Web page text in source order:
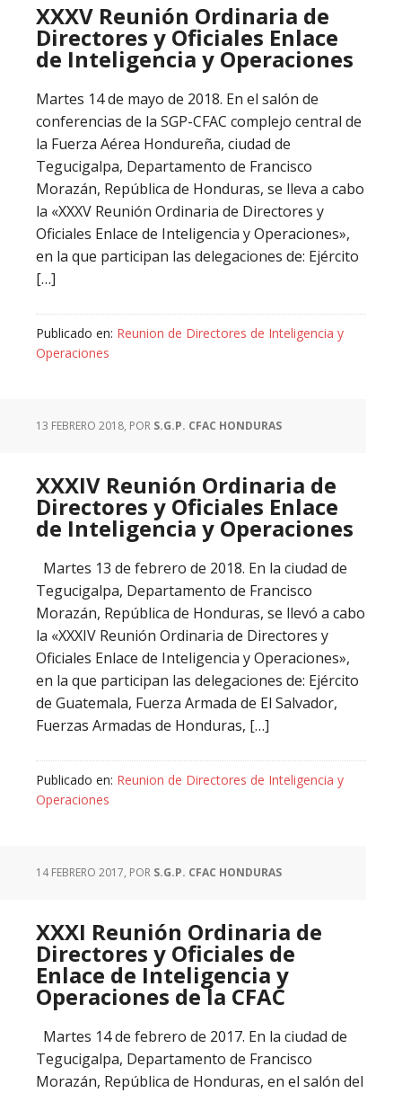
XXXV Reunión Ordinaria de
Directores y Oficiales Enlace
de Inteligencia y Operaciones
Martes 14 de mayo de 2018. En el salón de
conferencias de la SGP-CFAC complejo central de
la Fuerza Aérea Hondureña, ciudad de
Tegucigalpa, Departamento de Francisco
Morazán, República de Honduras, se lleva a cabo
la «XXXV Reunión Ordinaria de Directores y
Oficiales Enlace de Inteligencia y Operaciones»,
en la que participan las delegaciones de: Ejército
[…]
Publicado en: Reunion de Directores de Inteligencia y
Operaciones
13 FEBRERO 2018, POR S.G.P. CFAC HONDURAS
XXXIV Reunión Ordinaria de
Directores y Oficiales Enlace
de Inteligencia y Operaciones
Martes 13 de febrero de 2018. En la ciudad de
Tegucigalpa, Departamento de Francisco
Morazán, República de Honduras, se llevó a cabo
la «XXXIV Reunión Ordinaria de Directores y
Oficiales Enlace de Inteligencia y Operaciones»,
en la que participan las delegaciones de: Ejército
de Guatemala, Fuerza Armada de El Salvador,
Fuerzas Armadas de Honduras, […]
Publicado en: Reunion de Directores de Inteligencia y
Operaciones
14 FEBRERO 2017, POR S.G.P. CFAC HONDURAS
XXXI Reunión Ordinaria de
Directores y Oficiales de
Enlace de Inteligencia y
Operaciones de la CFAC
Martes 14 de febrero de 2017. En la ciudad de
Tegucigalpa, Departamento de Francisco
Morazán, República de Honduras, en el salón del